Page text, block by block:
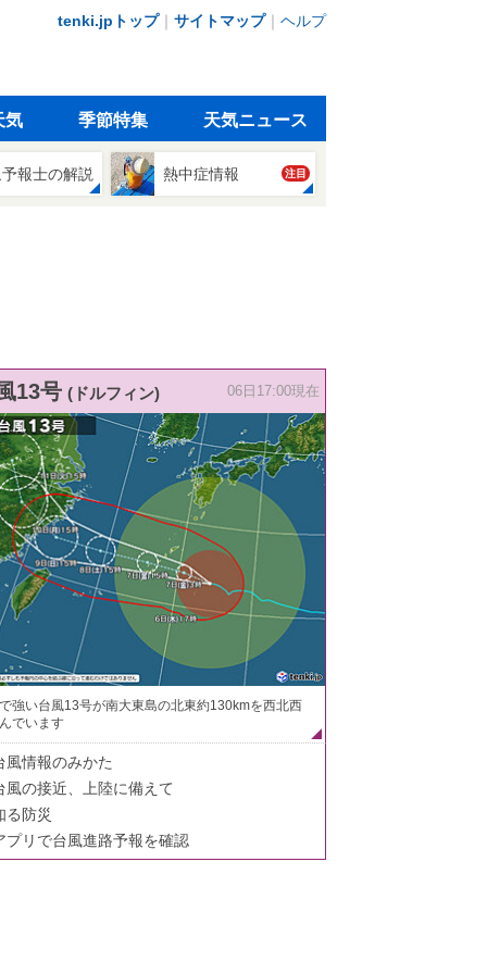
tenki.jpトップ｜ サイトマップ｜ ヘルプ
気 季節特集 天気ニュース
報士の解説 熱中症情報 注目
13号 (ドルフィン) 06日17:00現在
強い台風13号が南大東島の北東約130kmを西北西
でいます
風情報のみかた
風の接近、上陸に備えて
る防災
プリで台風進路予報を確認